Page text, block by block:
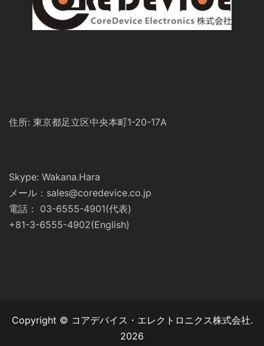
住所: 東京都足立区中央本町1-20-17A
Skype: Wakana.Hara
メール：sales@coredevice.co.jp
電話： 03-6555-4901(代表)
+81-3-6555-4902(English)
Copyright © コアデバイス・エレクトロニクス株式会社.
2026